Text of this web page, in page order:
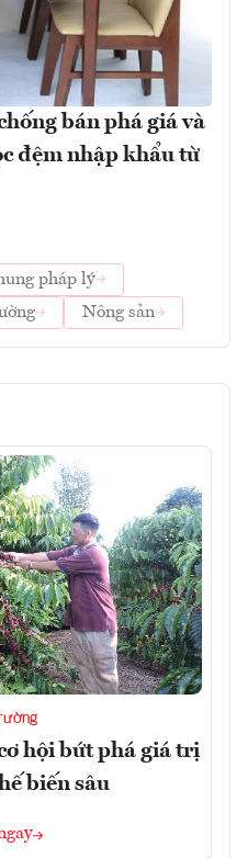
bán phá giá và
đệm nhập khẩu từ
pháp lý
Nông sản
hội bứt phá giá trị
biến sâu